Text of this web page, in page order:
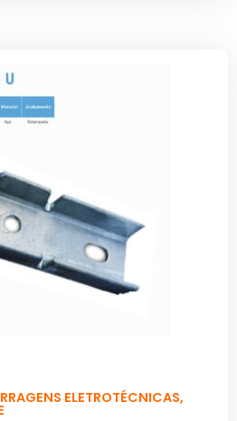
ELETROTÉCNICAS,